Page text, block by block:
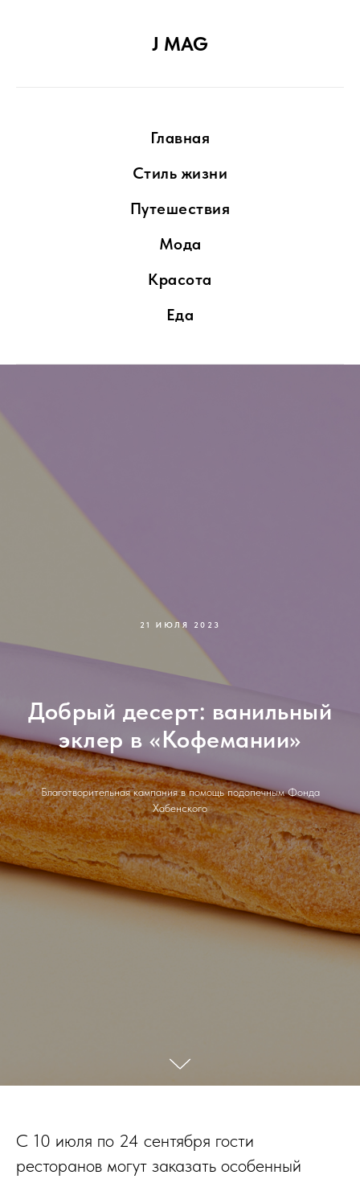
J MAG
Главная
Стиль жизни
Путешествия
Мода
Красота
Еда
21 ИЮЛЯ 2023
Добрый десерт: ванильный
эклер в «Кофемании»
Благотворительная кампания в помощь подопечным Фонда
Хабенского
С 10 июля по 24 сентября гости
ресторанов могут заказать особенный